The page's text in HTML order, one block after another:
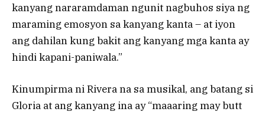
kanyang nararamdaman ngunit nagbuhos siya ng
maraming emosyon sa kanyang kanta – at iyon
ang dahilan kung bakit ang kanyang mga kanta ay
hindi kapani-paniwala.”
Kinumpirma ni Rivera na sa musikal, ang batang si
Gloria at ang kanyang ina ay “maaaring may butt